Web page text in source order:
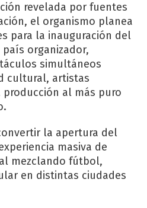
revelada por fuentes
el organismo planea
para la inauguración del
organizador,
simultáneos
cultural, artistas
al más puro
la apertura del
masiva de
mezclando fútbol,
en distintas ciudades